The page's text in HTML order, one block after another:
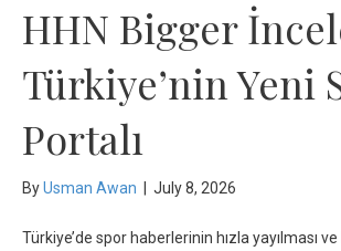
HHN Bigger
Türkiye’nin Yeni
Portalı
ByUsman Awan July 8, 2026
Türkiye’de spor haberlerinin hızla yayılması